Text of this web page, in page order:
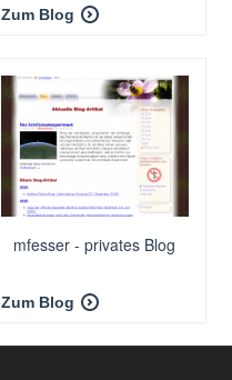
Zum Blog
mfesser - privates Blog
Zum Blog